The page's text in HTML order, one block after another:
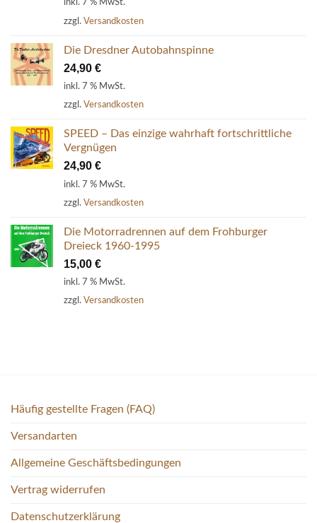
54,80 €
inkl. 7 % MwSt.
zzgl. Versandkosten
Die Dresdner Autobahnspinne
24,90 €
inkl. 7 % MwSt.
zzgl. Versandkosten
SPEED – Das einzige wahrhaft fortschrittliche
Vergnügen
24,90 €
inkl. 7 % MwSt.
zzgl. Versandkosten
Die Motorradrennen auf dem Frohburger
Dreieck 1960-1995
15,00 €
inkl. 7 % MwSt.
zzgl. Versandkosten
Häufig gestellte Fragen (FAQ)
Versandarten
Allgemeine Geschäftsbedingungen
Vertrag widerrufen
Datenschutzerklärung